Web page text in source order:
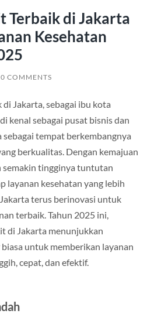
Terbaik di Jakarta
Kesehatan
0 COMMENTS
di Jakarta, sebagai ibu kota
kenal sebagai pusat bisnis dan
tempat berkembangnya
berkualitas. Dengan kemajuan
semakin tingginya tuntutan
layanan kesehatan yang lebih
terus berinovasi untuk
terbaik. Tahun 2025 ini,
di Jakarta menunjukkan
untuk memberikan layanan
cepat, dan efektif.